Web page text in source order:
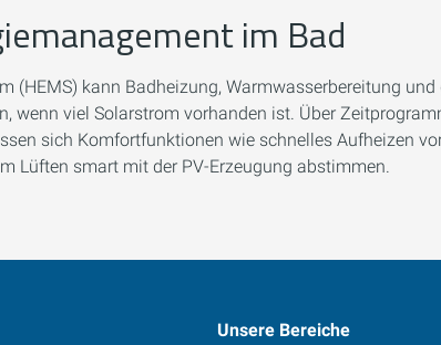
im Bad
(HEMS) kann Badheizung, Warmwasserbereitung
wenn viel Solarstrom vorhanden ist. Über
sich Komfortfunktionen wie schnelles Aufheizen
Lüften smart mit der PV-Erzeugung abstimmen.
Unsere Bereiche